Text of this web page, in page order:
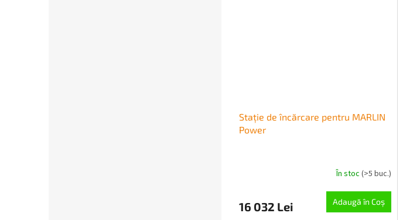
Stație de încărcare pentru MARLIN
Power
În stoc (>5 buc.)
16 032 Lei Adaugă în Coş